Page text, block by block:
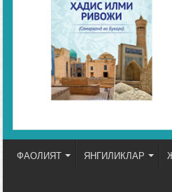
ФАОЛИЯТ ЯНГИЛИКЛАР